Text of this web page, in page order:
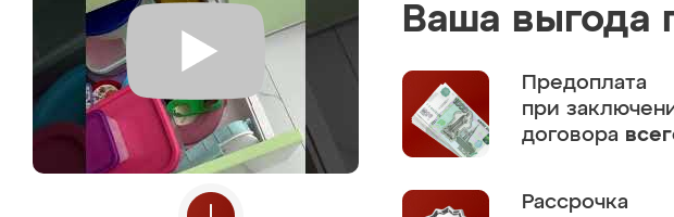
Ваша выгода
Предоплата
при
договора
Рассрочка